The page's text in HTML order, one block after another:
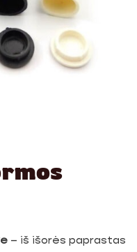
– iš išorės paprastas